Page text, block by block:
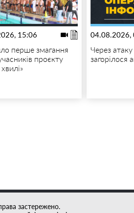
15:06
перше змагання
проєкту
хвилі»
04.08.2026,
Через
загорілося
застережено.